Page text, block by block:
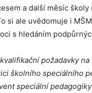
a další měsíc školy
si ale uvědomuje i
s hledáním
požadavky
školního speciálního
speciální